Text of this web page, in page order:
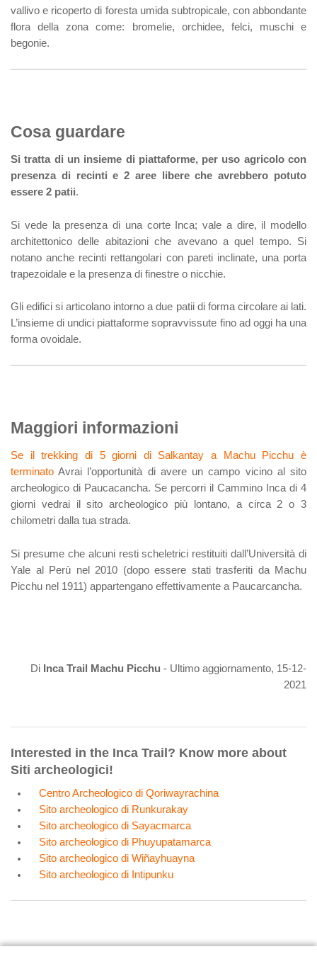
vallivo e ricoperto di foresta umida subtropicale, con abbondante
flora della zona come: bromelie, orchidee, felci, muschi e
begonie.
Cosa guardare
Si tratta di un insieme di piattaforme, per uso agricolo con
presenza di recinti e 2 aree libere che avrebbero potuto
essere 2 patii.
Si vede la presenza di una corte Inca; vale a dire, il modello
architettonico delle abitazioni che avevano a quel tempo. Si
notano anche recinti rettangolari con pareti inclinate, una porta
trapezoidale e la presenza di finestre o nicchie.
Gli edifici si articolano intorno a due patii di forma circolare ai lati.
L’insieme di undici piattaforme sopravvissute fino ad oggi ha una
forma ovoidale.
Maggiori informazioni
Se il trekking di 5 giorni di Salkantay a Machu Picchu è
terminato Avrai l’opportunità di avere un campo vicino al sito
archeologico di Paucacancha. Se percorri il Cammino Inca di 4
giorni vedrai il sito archeologico più lontano, a circa 2 o 3
chilometri dalla tua strada.
Si presume che alcuni resti scheletrici restituiti dall’Università di
Yale al Perù nel 2010 (dopo essere stati trasferiti da Machu
Picchu nel 1911) appartengano effettivamente a Paucarcancha.
Di Inca Trail Machu Picchu - Ultimo aggiornamento, 15-12-
2021
Interested in the Inca Trail? Know more about
Siti archeologici!
Centro Archeologico di Qoriwayrachina
Sito archeologico di Runkurakay
Sito archeologico di Sayacmarca
Sito archeologico di Phuyupatamarca
Sito archeologico di Wiñayhuayna
Sito archeologico di Intipunku